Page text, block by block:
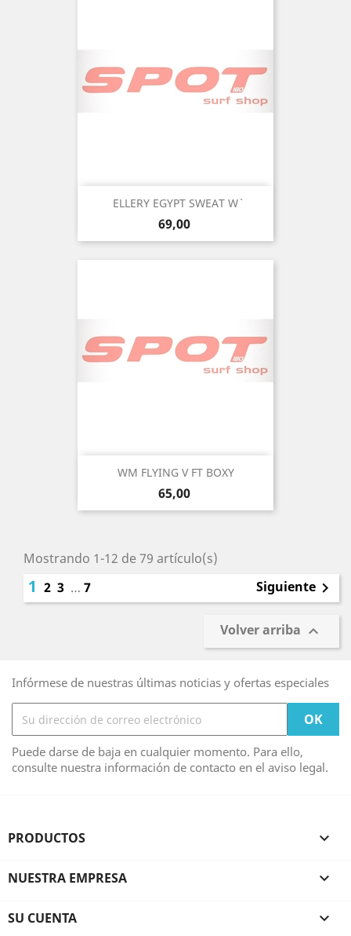
ELLERY EGYPT SWEAT W`
Precio
69,00
WM FLYING V FT BOXY
Precio
65,00
Mostrando 1-12 de 79 artículo(s)
1 2 3 … 7 Siguiente 
Volver arriba 
Infórmese de nuestras últimas noticias y ofertas especiales
Puede darse de baja en cualquier momento. Para ello,
consulte nuestra información de contacto en el aviso legal.
PRODUCTOS 
NUESTRA EMPRESA 
SU CUENTA 